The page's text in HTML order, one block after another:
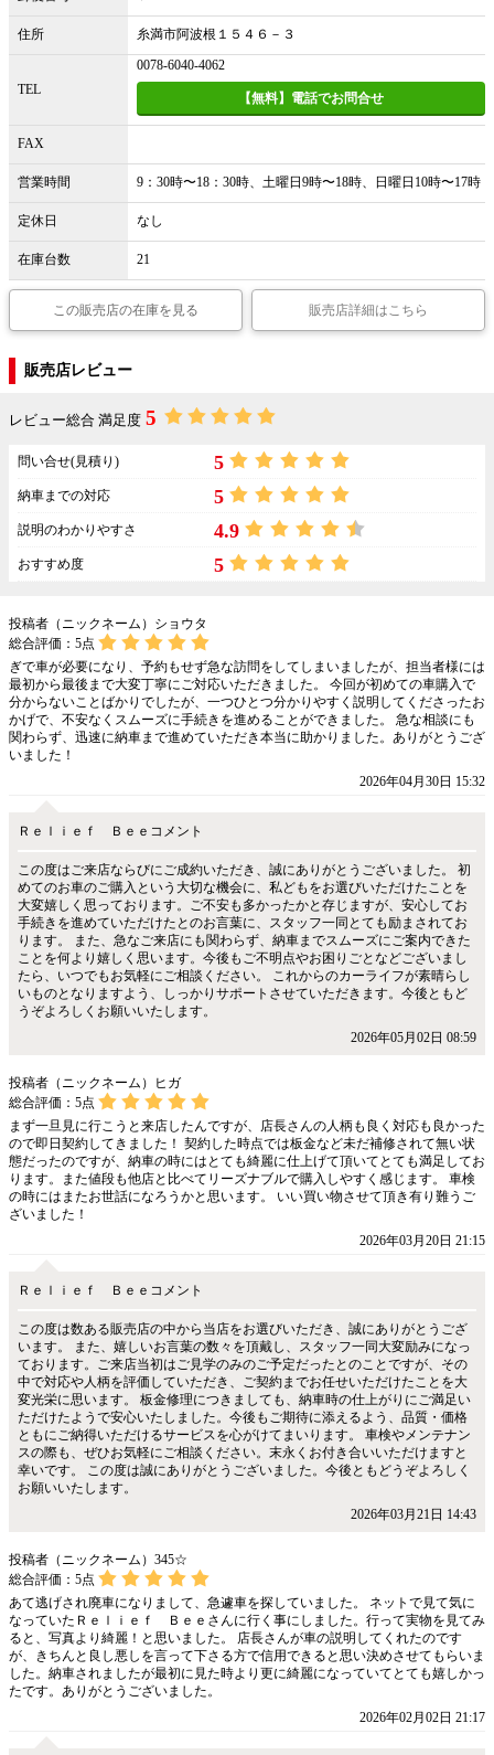
住所 糸満市阿波根１５４６－３
TEL
0078-6040-4062
【無料】電話でお問合せ
FAX
営業時間 9：30時〜18：30時、土曜日9時〜18時、日曜日10時〜17時
定休日 なし
在庫台数 21
この販売店の在庫を見る 販売店詳細はこちら
販売店レビュー
レビュー総合 満足度 5
問い合せ(見積り) 5
納車までの対応 5
説明のわかりやすさ 4.9
おすすめ度 5
投稿者（ニックネーム）ショウタ
総合評価： 5点
ぎで車が必要になり、予約もせず急な訪問をしてしまいましたが、担当者様には
最初から最後まで大変丁寧にご対応いただきました。 今回が初めての車購入で
分からないことばかりでしたが、一つひとつ分かりやすく説明してくださったお
かげで、不安なくスムーズに手続きを進めることができました。 急な相談にも
関わらず、迅速に納車まで進めていただき本当に助かりました。ありがとうござ
いました！
2026年04月30日 15:32
Ｒｅｌｉｅｆ Ｂｅｅコメント
この度はご来店ならびにご成約いただき、誠にありがとうございました。 初
めてのお車のご購入という大切な機会に、私どもをお選びいただけたことを
大変嬉しく思っております。ご不安も多かったかと存じますが、安心してお
手続きを進めていただけたとのお言葉に、スタッフ一同とても励まされてお
ります。 また、急なご来店にも関わらず、納車までスムーズにご案内できた
ことを何より嬉しく思います。今後もご不明点やお困りごとなどございまし
たら、いつでもお気軽にご相談ください。 これからのカーライフが素晴らし
いものとなりますよう、しっかりサポートさせていただきます。今後ともど
うぞよろしくお願いいたします。
2026年05月02日 08:59
投稿者（ニックネーム）ヒガ
総合評価： 5点
まず一旦見に行こうと来店したんですが、店長さんの人柄も良く対応も良かった
ので即日契約してきました！ 契約した時点では板金など未だ補修されて無い状
態だったのですが、納車の時にはとても綺麗に仕上げて頂いてとても満足してお
ります。また値段も他店と比べてリーズナブルで購入しやすく感じます。 車検
の時にはまたお世話になろうかと思います。 いい買い物させて頂き有り難うご
ざいました！
2026年03月20日 21:15
Ｒｅｌｉｅｆ Ｂｅｅコメント
この度は数ある販売店の中から当店をお選びいただき、誠にありがとうござ
います。 また、嬉しいお言葉の数々を頂戴し、スタッフ一同大変励みになっ
ております。ご来店当初はご見学のみのご予定だったとのことですが、その
中で対応や人柄を評価していただき、ご契約までお任せいただけたことを大
変光栄に思います。 板金修理につきましても、納車時の仕上がりにご満足い
ただけたようで安心いたしました。今後もご期待に添えるよう、品質・価格
ともにご納得いただけるサービスを心がけてまいります。 車検やメンテナン
スの際も、ぜひお気軽にご相談ください。末永くお付き合いいただけますと
幸いです。 この度は誠にありがとうございました。今後ともどうぞよろしく
お願いいたします。
2026年03月21日 14:43
投稿者（ニックネーム）345☆
総合評価： 5点
あて逃げされ廃車になりまして、急遽車を探していました。 ネットで見て気に
なっていたＲｅｌｉｅｆ Ｂｅｅさんに行く事にしました。行って実物を見てみ
ると、写真より綺麗！と思いました。 店長さんが車の説明してくれたのです
が、きちんと良し悪しを言って下さる方で信用できると思い決めさせてもらいま
した。納車されましたが最初に見た時より更に綺麗になっていてとても嬉しかっ
たです。ありがとうございました。
2026年02月02日 21:17